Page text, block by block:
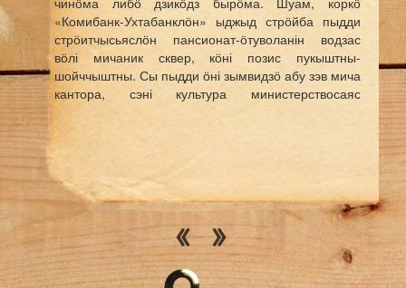
«Комибанк-Ухтабанклӧн» ыджыд стрӧйба пыдди
стрӧитчысьяслӧн пансионат-ӧтуволанін водзас
вӧлі мичаник сквер, кӧні позис пукыштны-
шойччыштны. Сы пыдди ӧні зымвидзӧ абу зэв мича
кантора, сэні культура министерствосаяс
весьтын, сідз шусяна Паметь аллеяын, шувгисны
ниаяс. Сэті ме унаысь лэччывлі вадорас
лолыштны, ю кузя кывтысь-катысь пыж-катер
видзӧдны. Ӧні сэні ыджыд стрӧитчанін: зіля
кыпӧдӧны ФСБ-лы выль комплекс, уна юкӧнаӧс да
зумыдӧс, ён сёй-изйысь. Сійӧс панӧм водзвылас
став ниасӧ нем жалиттӧг пӧрӧдӧмаӧсь. Нӧшта
неважӧн кывсис: Орбитаын Пӧкров бульвар вылын